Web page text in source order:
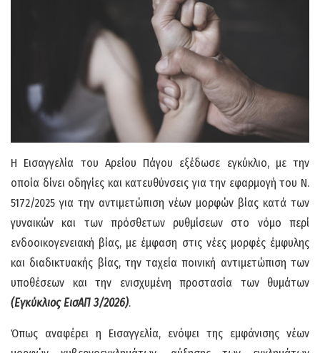
Η Εισαγγελία του Αρείου Πάγου εξέδωσε εγκύκλιο, με την
οποία δίνει οδηγίες και κατευθύνσεις για την εφαρμογή του Ν.
5172/2025 για την αντιμετώπιση νέων μορφών βίας κατά των
γυναικών και των πρόσθετων ρυθμίσεων στο νόμο περί
ενδοοικογενειακή βίας, με έμφαση στις νέες μορφές έμφυλης
και διαδικτυακής βίας, την ταχεία ποινική αντιμετώπιση των
υποθέσεων και την ενισχυμένη προστασία των θυμάτων
(Εγκύκλιος ΕισΑΠ 3/2026).
Όπως αναφέρει η Εισαγγελία, ενόψει της εμφάνισης νέων